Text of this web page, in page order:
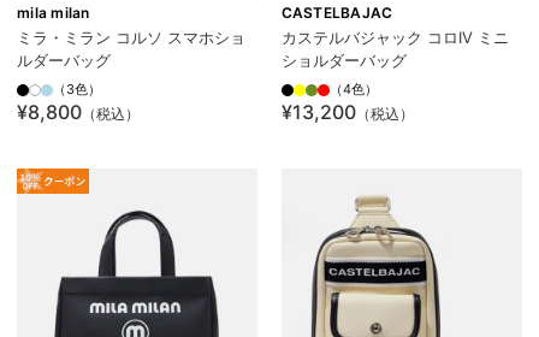
mila milan
ミラ・ミラン コルソ スマホショ
ルダーバッグ
（3色）
¥8,800 （税込）
CASTELBAJAC
カステルバジャック コロIV ミニ
ショルダーバッグ
（4色）
¥13,200（税込）